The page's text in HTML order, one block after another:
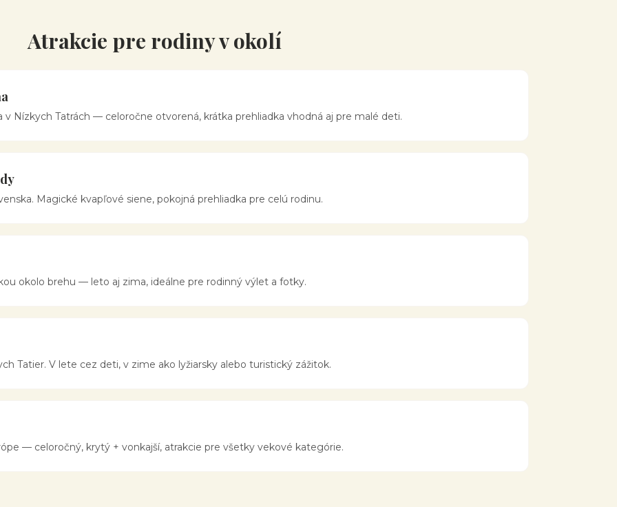
Atrakcie pre rodiny v okolí
v Nízkych Tatrách — celoročne otvorená, krátka prehliadka vhodná aj pre malé deti.
Magické kvapľové siene, pokojná prehliadka pre celú rodinu.
okolo brehu — leto aj zima, ideálne pre rodinný výlet a fotky.
Tatier. V lete cez deti, v zime ako lyžiarsky alebo turistický zážitok.
— celoročný, krytý + vonkajší, atrakcie pre všetky vekové kategórie.